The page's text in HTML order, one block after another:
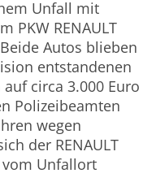
Unfall mit
PKW RENAULT
Autos blieben
entstandenen
circa 3.000 Euro
Polizeibeamten
wegen
der RENAULT
Unfallort